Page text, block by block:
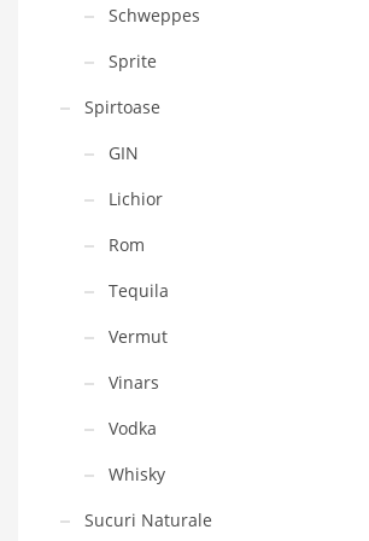
Schweppes
Sprite
Spirtoase
GIN
Lichior
Rom
Tequila
Vermut
Vinars
Vodka
Whisky
Sucuri Naturale